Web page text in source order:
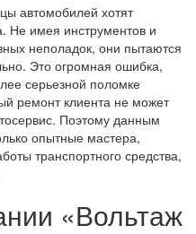
автомобилей хотят
Не имея инструментов и
неполадок, они пытаются
Это огромная ошибка,
серьезной поломке
ремонт клиента не может
Поэтому данным
опытные мастера,
транспортного средства,
«Вольтаж